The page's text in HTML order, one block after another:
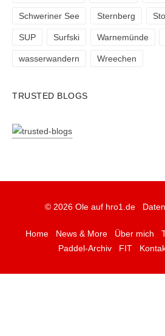
Schweriner See Sternberg
SUP Surfski Warnemünde
wasserwandern Wreechen
TRUSTED BLOGS
© 2026 Ole auf hro1.de
Home News & More Über mich
Paddel-Archiv
FIT